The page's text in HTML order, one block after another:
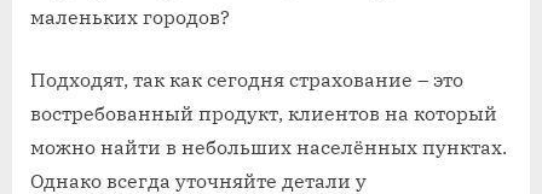
маленьких городов?
Подходят, так как сегодня страхование – это
востребованный продукт, клиентов на который
можно найти в небольших населённых пунктах.
Однако всегда уточняйте детали у